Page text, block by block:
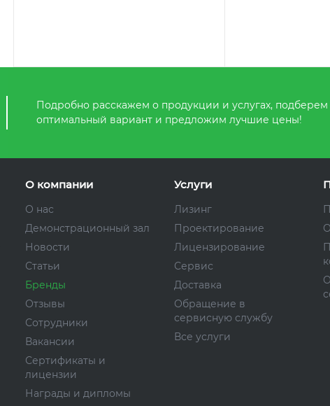
Подробно расскажем о продукции и услугах, подберем
оптимальный вариант и предложим лучшие цены!
О компании
О нас
Демонстрационный зал
Новости
Статьи
Бренды
Отзывы
Сотрудники
Вакансии
Сертификаты и
лицензии
Награды и дипломы
Услуги
Лизинг
Проектирование
Лицензирование
Сервис
Доставка
Обращение в
сервисную службу
Все услуги